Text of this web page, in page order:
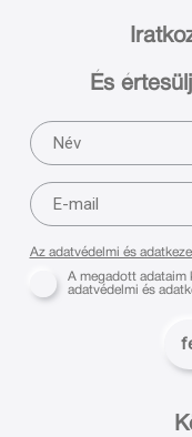
És
Az adatvédelmi és
A megadott adataim